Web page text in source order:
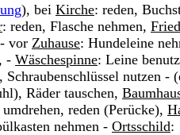
), bei Kirche: reden,
: reden, Flasche nehmen,
vor Zuhause: Hundeleine
- Wäschespinne: Leine
Schraubenschlüssel nutzen -
Räder tauschen,
reden (Perücke),
nehmen - Ortsschild: